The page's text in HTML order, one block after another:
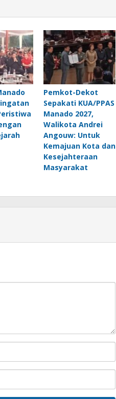
Pemkot-Dekot
Sepakati KUA/PPAS
Manado 2027,
Walikota Andrei
Angouw: Untuk
Kemajuan Kota dan
Kesejahteraan
Masyarakat